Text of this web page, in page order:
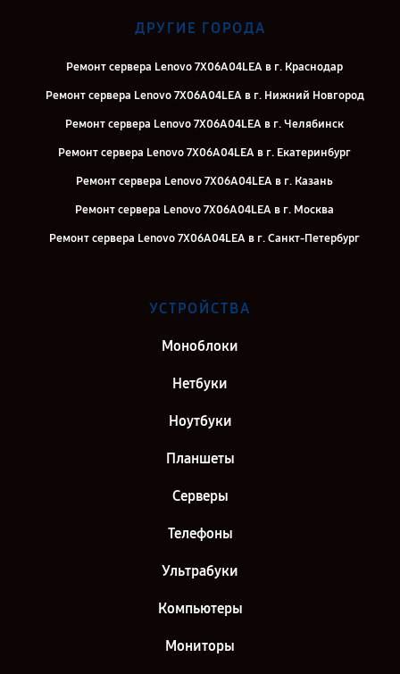
ДРУГИЕ ГОРОДА
Ремонт сервера Lenovo 7X06A04LEA в г. Краснодар
Ремонт сервера Lenovo 7X06A04LEA в г. Нижний Новгород
Ремонт сервера Lenovo 7X06A04LEA в г. Челябинск
Ремонт сервера Lenovo 7X06A04LEA в г. Екатеринбург
Ремонт сервера Lenovo 7X06A04LEA в г. Казань
Ремонт сервера Lenovo 7X06A04LEA в г. Москва
Ремонт сервера Lenovo 7X06A04LEA в г. Санкт-Петербург
УСТРОЙСТВА
Моноблоки
Нетбуки
Ноутбуки
Планшеты
Серверы
Телефоны
Ультрабуки
Компьютеры
Мониторы